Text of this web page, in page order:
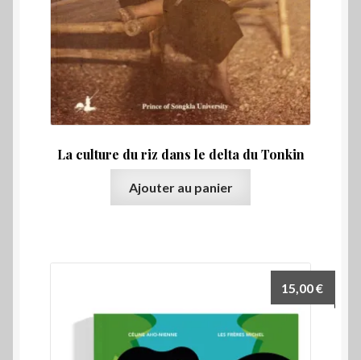
La culture du riz dans le delta du Tonkin
Ajouter au panier
15,00€